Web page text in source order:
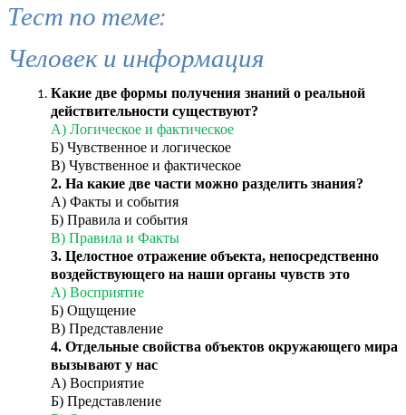
Тест по теме:
Человек и информация
Какие две формы получения знаний о реальной
действительности существуют?
А) Логическое и фактическое
Б) Чувственное и логическое
В) Чувственное и фактическое
2. На какие две части можно разделить знания?
А) Факты и события
Б) Правила и события
В) Правила и Факты
3. Целостное отражение объекта, непосредственно
воздействующего на наши органы чувств это
А) Восприятие
Б) Ощущение
В) Представление
4. Отдельные свойства объектов окружающего мира
вызывают у нас
А) Восприятие
Б) Представление